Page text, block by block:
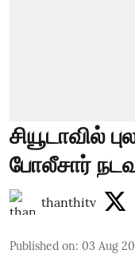
சியூடாவில்
போலீசார்
thanthitv
Published on: 03 Aug